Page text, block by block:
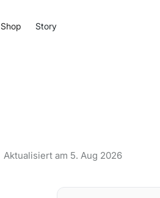
Shop Story
Aktualisiert am 5. Aug 2026